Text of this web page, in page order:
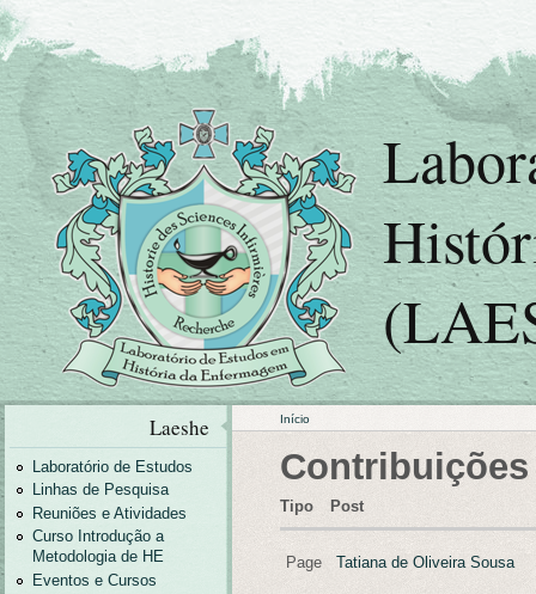
Início
Tipo Post
Page Tatiana de Oliveira Sousa
Laeshe
Laboratório de Estudos
Linhas de Pesquisa
Reuniões e Atividades
Curso Introdução a
Metodologia de HE
Eventos e Cursos